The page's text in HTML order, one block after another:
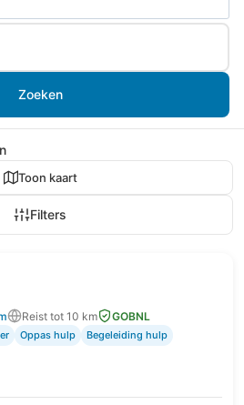
Zoeken
Toon kaart
Filters
Reist tot 10 km GOBNL
Oppas hulp
Begeleiding hulp